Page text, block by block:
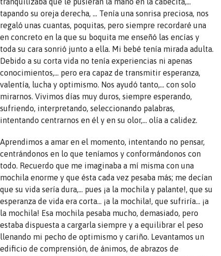
tapando su oreja derecha, … Tenía una sonrisa preciosa, nos
regaló unas cuantas, poquitas, pero siempre recordaré una
en concreto en la que su boquita me enseñó las encías y
toda su cara sonrió junto a ella. Mi bebé tenía mirada adulta.
Debido a su corta vida no tenía experiencias ni apenas
conocimientos,… pero era capaz de transmitir esperanza,
valentía, lucha y optimismo. Nos ayudó tanto,… con solo
mirarnos. Vivimos días muy duros, siempre esperando,
sufriendo, interpretando, seleccionando palabras,
intentando centrarnos en él y en su olor,… olía a calidez.
Aprendimos a amar en el momento, intentando no pensar,
centrándonos en lo que teníamos y conformándonos con
todo. Recuerdo que me imaginaba a mí misma con una
mochila enorme y que ésta cada vez pesaba más; me decían
que su vida sería dura,… pues ¡a la mochila y palante!, que su
esperanza de vida era corta… ¡a la mochila!, que sufriría… ¡a
la mochila! Esa mochila pesaba mucho, demasiado, pero
estaba dispuesta a cargarla siempre y a equilibrar el peso
llenando mi pecho de optimismo y cariño. Levantamos un
edificio de comprensión, de ánimos, de abrazos de